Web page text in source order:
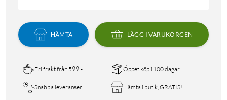
HÄMTA LÄGG I VARUKORGEN
Fri frakt från 599:- Öppet köp i 100 dagar
Snabba leveranser Hämta i butik, GRATIS!